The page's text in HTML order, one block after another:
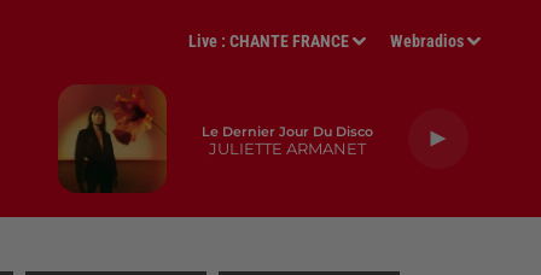
Live :CHANTE FRANCE Webradios
Le Dernier Jour Du Disco
JULIETTE ARMANET